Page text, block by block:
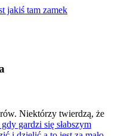
jakiś tam zamek
Niektórzy twierdzą, że
gardzi się słabszym